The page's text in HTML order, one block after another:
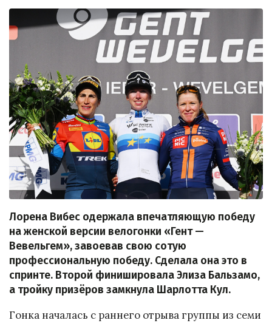
Лорена Вибес одержала впечатляющую победу
на женской версии велогонки «Гент —
Вевельгем», завоевав свою сотую
профессиональную победу. Сделала она это в
спринте. Второй финишировала Элиза Бальзамо,
а тройку призёров замкнула Шарлотта Кул.
Гонка началась с раннего отрыва группы из семи